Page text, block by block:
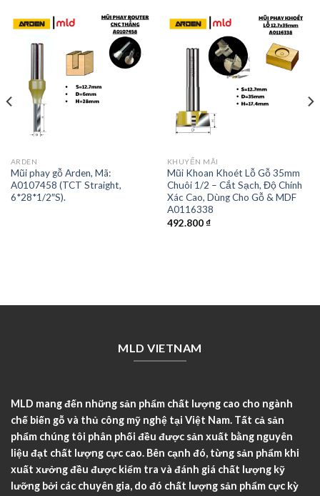
ARDEN
Mũi phay gỗ Arden, Mã:
A0107458 (TCT Straight,
6*28*1/2″S).
KHUYẾN MÃI
Mũi Khoan Khoét Lỗ Gỗ 35mm
Chuôi 1/2 – Cắt Sạch, Độ Chính
Xác Cao, Dùng Cho Gỗ & MDF
A0116338
492.800₫
MLD VIETNAM
MLD mang đến những sản phẩm chất lượng cao cho ngành
chế biến gỗ và thủ công mỹ nghệ tại Việt Nam. Tất cả sản
phẩm chúng tôi phân phối đều được sản xuất bằng nguyên
liệu đạt chất lượng cực cao. Bên cạnh đó, từng sản phẩm khi
xuất xưởng đều được kiểm tra và đánh giá chất lượng kỹ
lưỡng bởi các chuyên gia, do đó chất lượng sản phẩm cực kỳ